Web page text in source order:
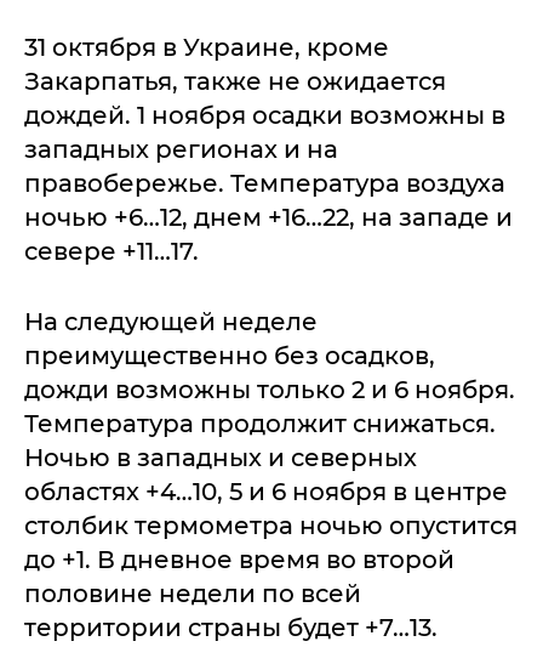
31 октября в Украине, кроме
Закарпатья, также не ожидается
дождей. 1 ноября осадки возможны в
западных регионах и на
правобережье. Температура воздуха
ночью +6…12, днем +16…22, на западе и
севере +11…17.
На следующей неделе
преимущественно без осадков,
дожди возможны только 2 и 6 ноября.
Температура продолжит снижаться.
Ночью в западных и северных
областях +4…10, 5 и 6 ноября в центре
столбик термометра ночью опустится
до +1. В дневное время во второй
половине недели по всей
территории страны будет +7…13.